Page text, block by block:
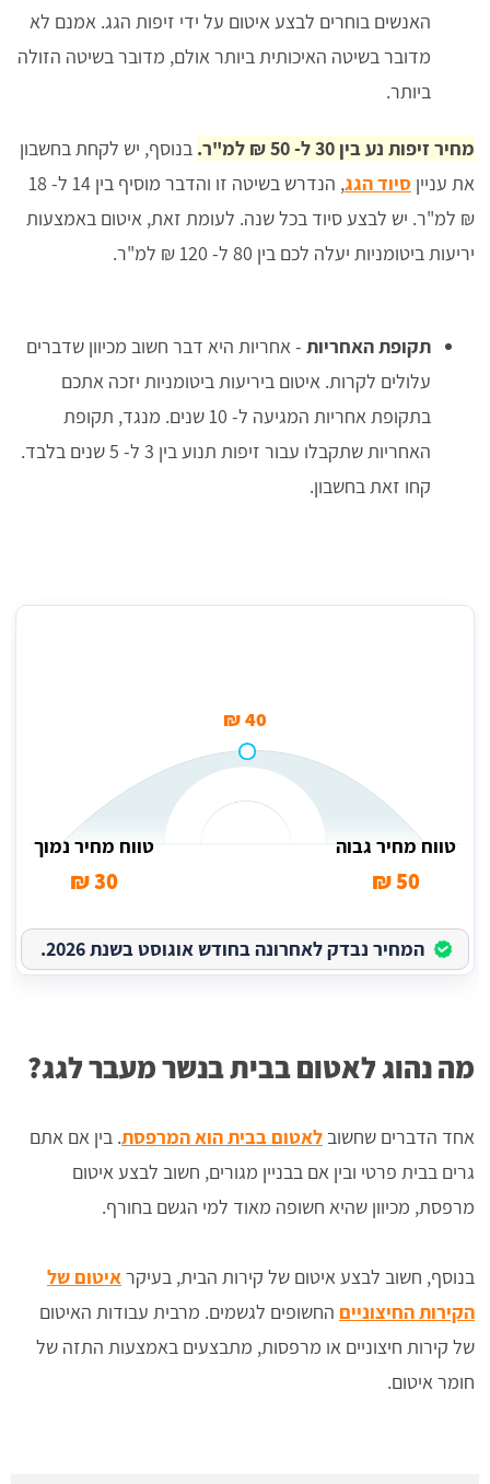
האנשים בוחרים לבצע איטום על ידי זיפות הגג. אמנם לא
מדובר בשיטה האיכותית ביותר אולם, מדובר בשיטה הזולה
ביותר.
מחיר זיפות נע בין 30 ל- 50 ₪ למ"ר.
בנוסף, יש לקחת בחשבון
את עניין סיוד הגג
, הנדרש בשיטה זו והדבר מוסיף בין 14 ל- 18
₪ למ"ר. יש לבצע סיוד בכל שנה. לעומת זאת, איטום באמצעות
יריעות ביטומניות יעלה לכם בין 80 ל- 120 ₪ למ"ר.
תקופת האחריות - אחריות היא דבר חשוב מכיוון שדברים
עלולים לקרות. איטום ביריעות ביטומניות יזכה אתכם
בתקופת אחריות המגיעה ל- 10 שנים. מנגד, תקופת
האחריות שתקבלו עבור זיפות תנוע בין 3 ל- 5 שנים בלבד.
קחו זאת בחשבון.
40 ₪
טווח מחיר גבוה
50 ₪
טווח מחיר נמוך
30 ₪
המחיר נבדק לאחרונה בחודש אוגוסט בשנת 2026.
מה נהוג לאטום בבית בנשר מעבר לגג?
אחד הדברים שחשוב לאטום בבית הוא המרפסת. בין אם אתם
גרים בבית פרטי ובין אם בבניין מגורים, חשוב לבצע איטום
מרפסת, מכיוון שהיא חשופה מאוד למי הגשם בחורף.
בנוסף, חשוב לבצע איטום של קירות הבית, בעיקראיטום של
הקירות החיצוניים החשופים לגשמים. מרבית עבודות האיטום
של קירות חיצוניים או מרפסות, מתבצעים באמצעות התזה של
חומר איטום.